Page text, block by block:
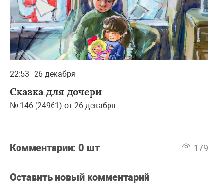
22:53 26 декабря
Сказка для дочери
№ 146 (24961) от 26 декабря
Комментарии: 0 шт 179
Оставить новый комментарий